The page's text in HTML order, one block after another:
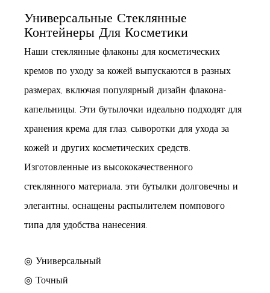
Универсальные Стеклянные
Контейнеры Для Косметики
Наши стеклянные флаконы для косметических
кремов по уходу за кожей выпускаются в разных
размерах, включая популярный дизайн флакона-
капельницы. Эти бутылочки идеально подходят для
хранения крема для глаз, сыворотки для ухода за
кожей и других косметических средств.
Изготовленные из высококачественного
стеклянного материала, эти бутылки долговечны и
элегантны, оснащены распылителем помпового
типа для удобства нанесения.
◎ Универсальный
◎ Точный